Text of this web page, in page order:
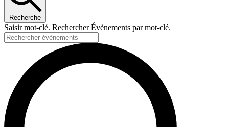
Recherche
Saisir mot-clé. Rechercher Évènements par mot-clé.